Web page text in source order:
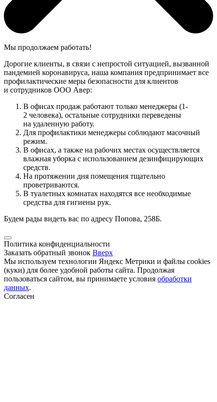
Мы продолжаем работать!
Дорогие клиенты, в связи с непростой ситуацией, вызванной
пандемией коронавируса, наша компания предпринимает все
профилактические меры безопасности для клиентов
и сотрудников ООО Авер:
В офисах продаж работают только менеджеры (1-
2 человека), остальные сотрудники переведены
на удаленную работу.
Для профилактики менеджеры соблюдают масочный
режим.
В офисах, а также на рабочих местах осуществляется
влажная уборка с использованием дезинфицирующих
средств.
На протяжении дня помещения тщательно
проветриваются.
В туалетных комнатах находятся все необходимые
средства для гигиены рук.
Будем рады видеть вас по адресу Попова, 258Б.
Политика конфиденциальности
Заказать обратный звонок Вверх
Мы используем технологии Яндекс Метрики и файлы cookies
(куки) для более удобной работы сайта. Продолжая
пользоваться сайтом, вы принимаете условия обработки
данных.
Согласен